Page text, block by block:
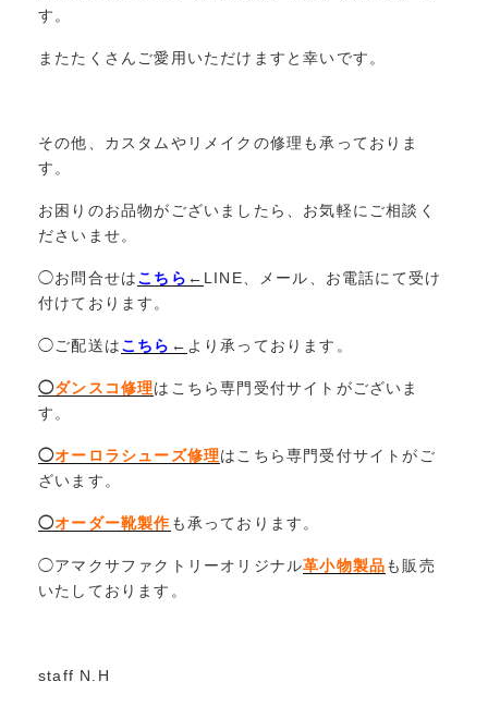
す。
またたくさんご愛用いただけますと幸いです。
その他、カスタムやリメイクの修理も承っておりま
す。
お困りのお品物がございましたら、お気軽にご相談く
ださいませ。
◯お問合せはこちら ← LINE、メール、お電話にて受け
付けております。
◯ご配送はこちら ← より承っております。
◯ダンスコ修理はこちら専門受付サイトがございま
す。
◯オーロラシューズ修理はこちら専門受付サイトがご
ざいます。
◯オーダー靴製作も承っております。
◯アマクサファクトリーオリジナル革小物製品も販売
いたしております。
staff N.H